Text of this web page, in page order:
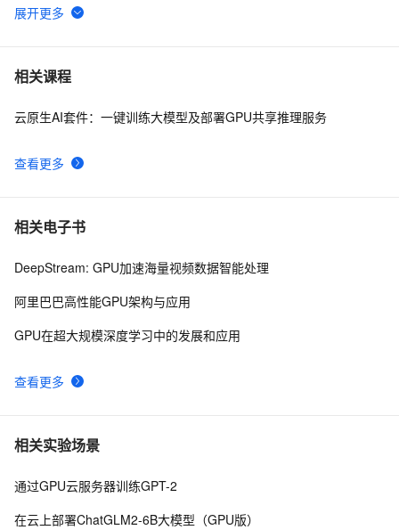
6
NVIDIA GPU Operator分析二：NVIDIA Container
7 构建高效GPU算力平台：挑战、策略与未来展望
8 探索AIGC未来：CPU源码优化、多GPU编程与中国算力
9 马斯克星链与芯事：30亿炸出卫星互联网革命，GPU算
10
相关课程
查看更多
云原生AI套件：一键训练大模型及部署GPU共享推理服务
相关电子书
查看更多
DeepStream: GPU加速海量视频数据智能处理
阿里巴巴高性能GPU架构与应用
GPU在超大规模深度学习中的发展和应用
相关实验场景
通过GPU云服务器训练GPT-2
在云上部署ChatGLM2-6B大模型（GPU版）